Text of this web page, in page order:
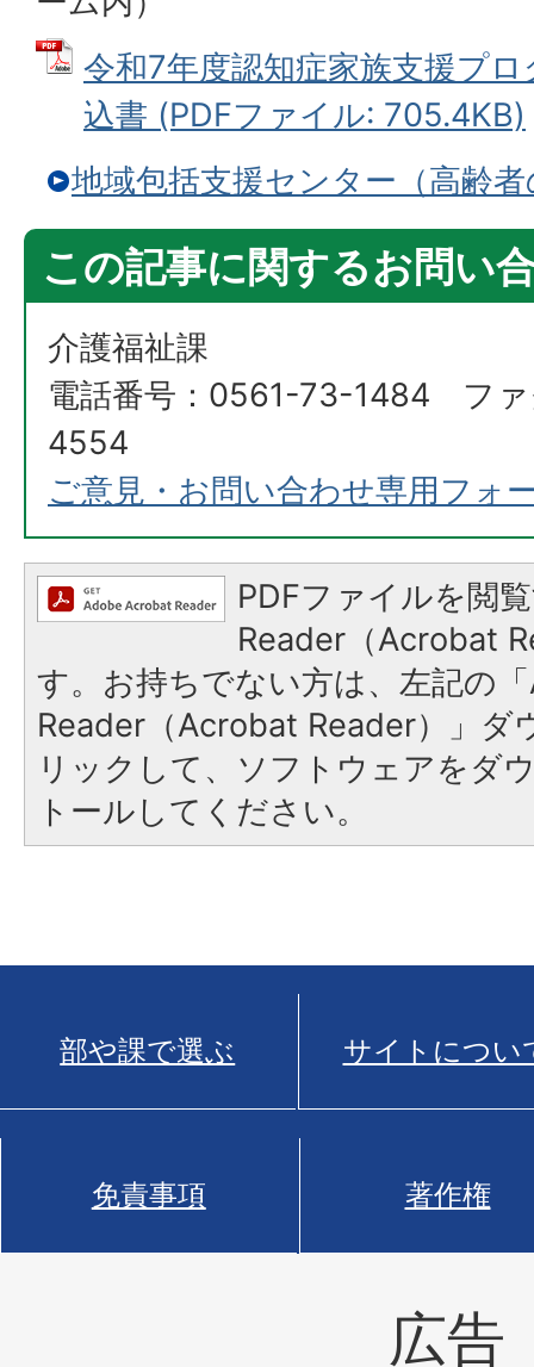
令和7年度認知症家族支援プ
込書 (PDFファイル: 705.4KB)
地域包括支援センター（高齢
この記事に関するお問い
介護福祉課
電話番号：0561-73-1484 フ
4554
ご意見・お問い合わせ専用フォ
PDFファイルを閲
Reader（Acrobat
す。お持ちでない方は、左記の
Reader（Acrobat Reader）」ダ
リックして、ソフトウェアをダ
トールしてください。
部や課で選ぶ サイトについ
免責事項 著作権
広告